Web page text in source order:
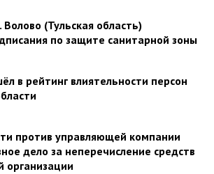
(Тульская область)
по защите санитарной зоны
в рейтинг влиятельности персон
против управляющей компании
дело за неперечисление средств